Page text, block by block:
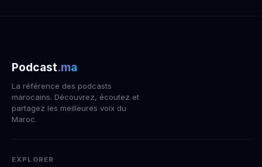
Podcast.ma
La référence des podcasts
marocains. Découvrez, écoutez et
partagez les meilleures voix du
Maroc.
EXPLORER